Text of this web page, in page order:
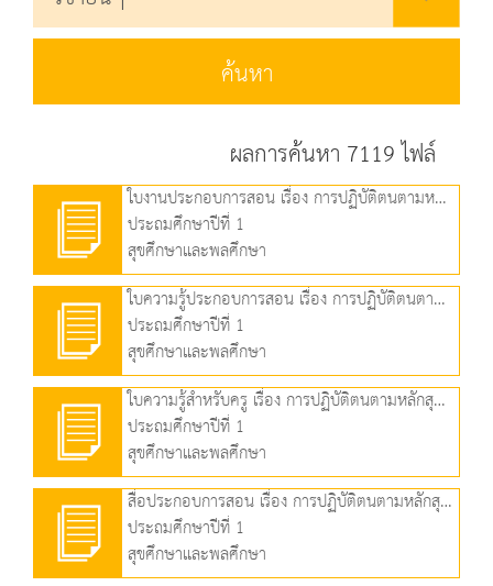
ค้นหา
ผลการค้นหา 7119 ไฟล์
ใบงานประกอบการสอน เรื่อง การปฏิบัติตนตามหลักสุขบัญญัติแห่งชาติ ข้อที่ 6 (92.47 KB)
ประถมศึกษาปีที่ 1
สุขศึกษาและพลศึกษา
ใบความรู้ประกอบการสอน เรื่อง การปฏิบัติตนตามหลักสุขบัญญัติแห่งชาติ ข้อที่ 6 (163.36 KB)
ประถมศึกษาปีที่ 1
สุขศึกษาและพลศึกษา
ใบความรู้สำหรับครู เรื่อง การปฏิบัติตนตามหลักสุขบัญญัติแห่งชาติ ข้อที่ 6 (244.38 KB)
ประถมศึกษาปีที่ 1
สุขศึกษาและพลศึกษา
สื่อประกอบการสอน เรื่อง การปฏิบัติตนตามหลักสุขบัญญัติแห่งชาติ ข้อที่ 7 (4.95 MB)
ประถมศึกษาปีที่ 1
สุขศึกษาและพลศึกษา